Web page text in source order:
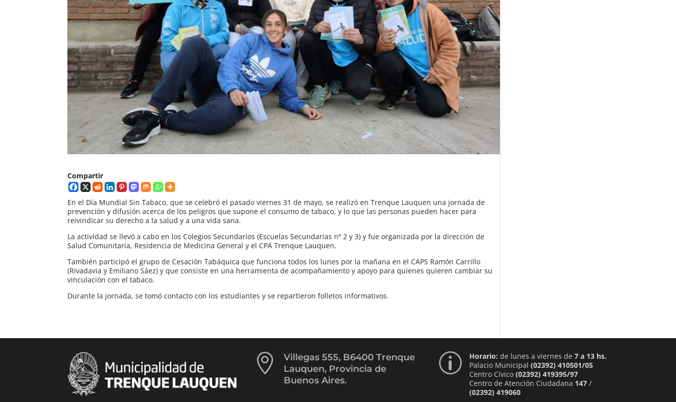
Compartir
En el Día Mundial Sin Tabaco, que se celebró el pasado viernes 31 de mayo, se realizó en Trenque Lauquen una jornada de
prevención y difusión acerca de los peligros que supone el consumo de tabaco, y lo que las personas pueden hacer para
reivindicar su derecho a la salud y a una vida sana.
La actividad se llevó a cabo en los Colegios Secundarios (Escuelas Secundarias nº 2 y 3) y fue organizada por la dirección de
Salud Comunitaria, Residencia de Medicina General y el CPA Trenque Lauquen.
También participó el grupo de Cesación Tabáquica que funciona todos los lunes por la mañana en el CAPS Ramón Carrillo
(Rivadavia y Emiliano Sáez) y que consiste en una herramienta de acompañamiento y apoyo para quienes quieren cambiar su
vinculación con el tabaco.
Durante la jornada, se tomó contacto con los estudiantes y se repartieron folletos informativos.

Villegas 555, B6400 Trenque
Lauquen, Provincia de
Buenos Aires.
p Horario: de lunes a viernes de 7 a 13 hs.
Palacio Municipal (02392) 410501/05
Centro Cívico (02392) 419395/97
Centro de Atención Ciudadana 147/
(02392) 419060